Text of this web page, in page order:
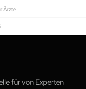
Ärzte
für von Experten